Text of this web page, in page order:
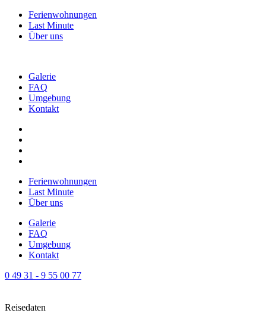
Ferienwohnungen
Last Minute
Über uns
Galerie
FAQ
Umgebung
Kontakt
Ferienwohnungen
Last Minute
Über uns
Galerie
FAQ
Umgebung
Kontakt
0 49 31 - 9 55 00 77
Reisedaten